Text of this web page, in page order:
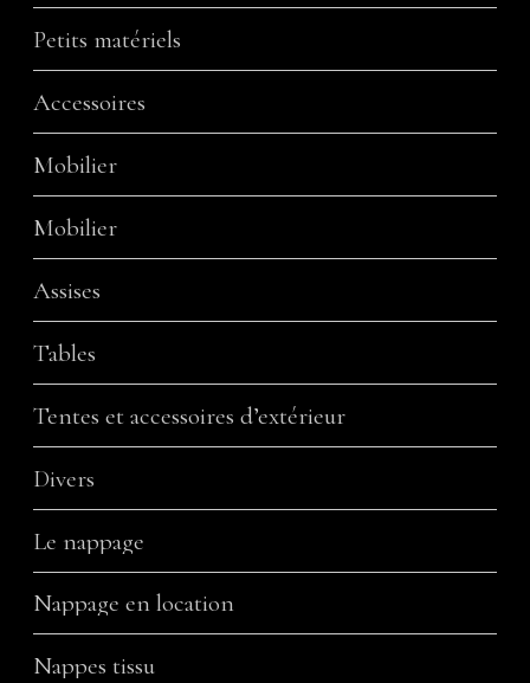
Petits matériels
Accessoires
Mobilier
Mobilier
Assises
Tables
Tentes et accessoires d’extérieur
Divers
Le nappage
Nappage en location
Nappes tissu